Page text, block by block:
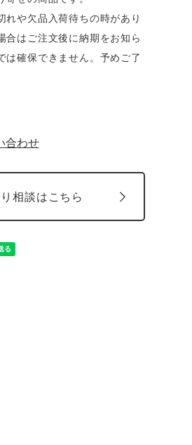
れや欠品入荷待ちの時があり
合はご注文後に納期をお知ら
は確保できません。予めご了
合わせ
相談はこちら